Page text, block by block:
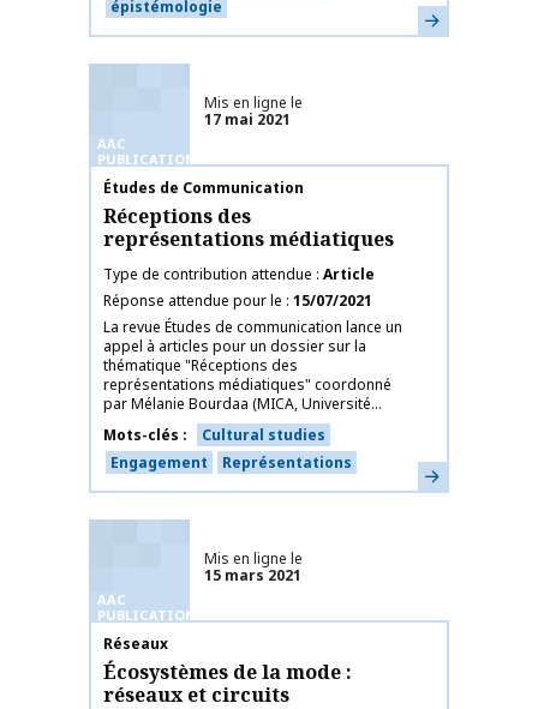
épistémologie
En savoir plus
AAC
PUBLICATIONS
Mis en ligne le
17 mai 2021
Nom de la publication
Études de Communication
Réceptions des
représentations médiatiques
Type de contribution attendue Article
Réponse attendue pour le 15/07/2021
La revue Études de communication lance un
appel à articles pour un dossier sur la
thématique "Réceptions des
représentations médiatiques" coordonné
par Mélanie Bourdaa (MICA, Université...
Mots-clés
Cultural studies
Engagement
Représentations En savoir plus
AAC
PUBLICATIONS
Mis en ligne le
15 mars 2021
Nom de la publication
Réseaux
Écosystèmes de la mode :
réseaux et circuits